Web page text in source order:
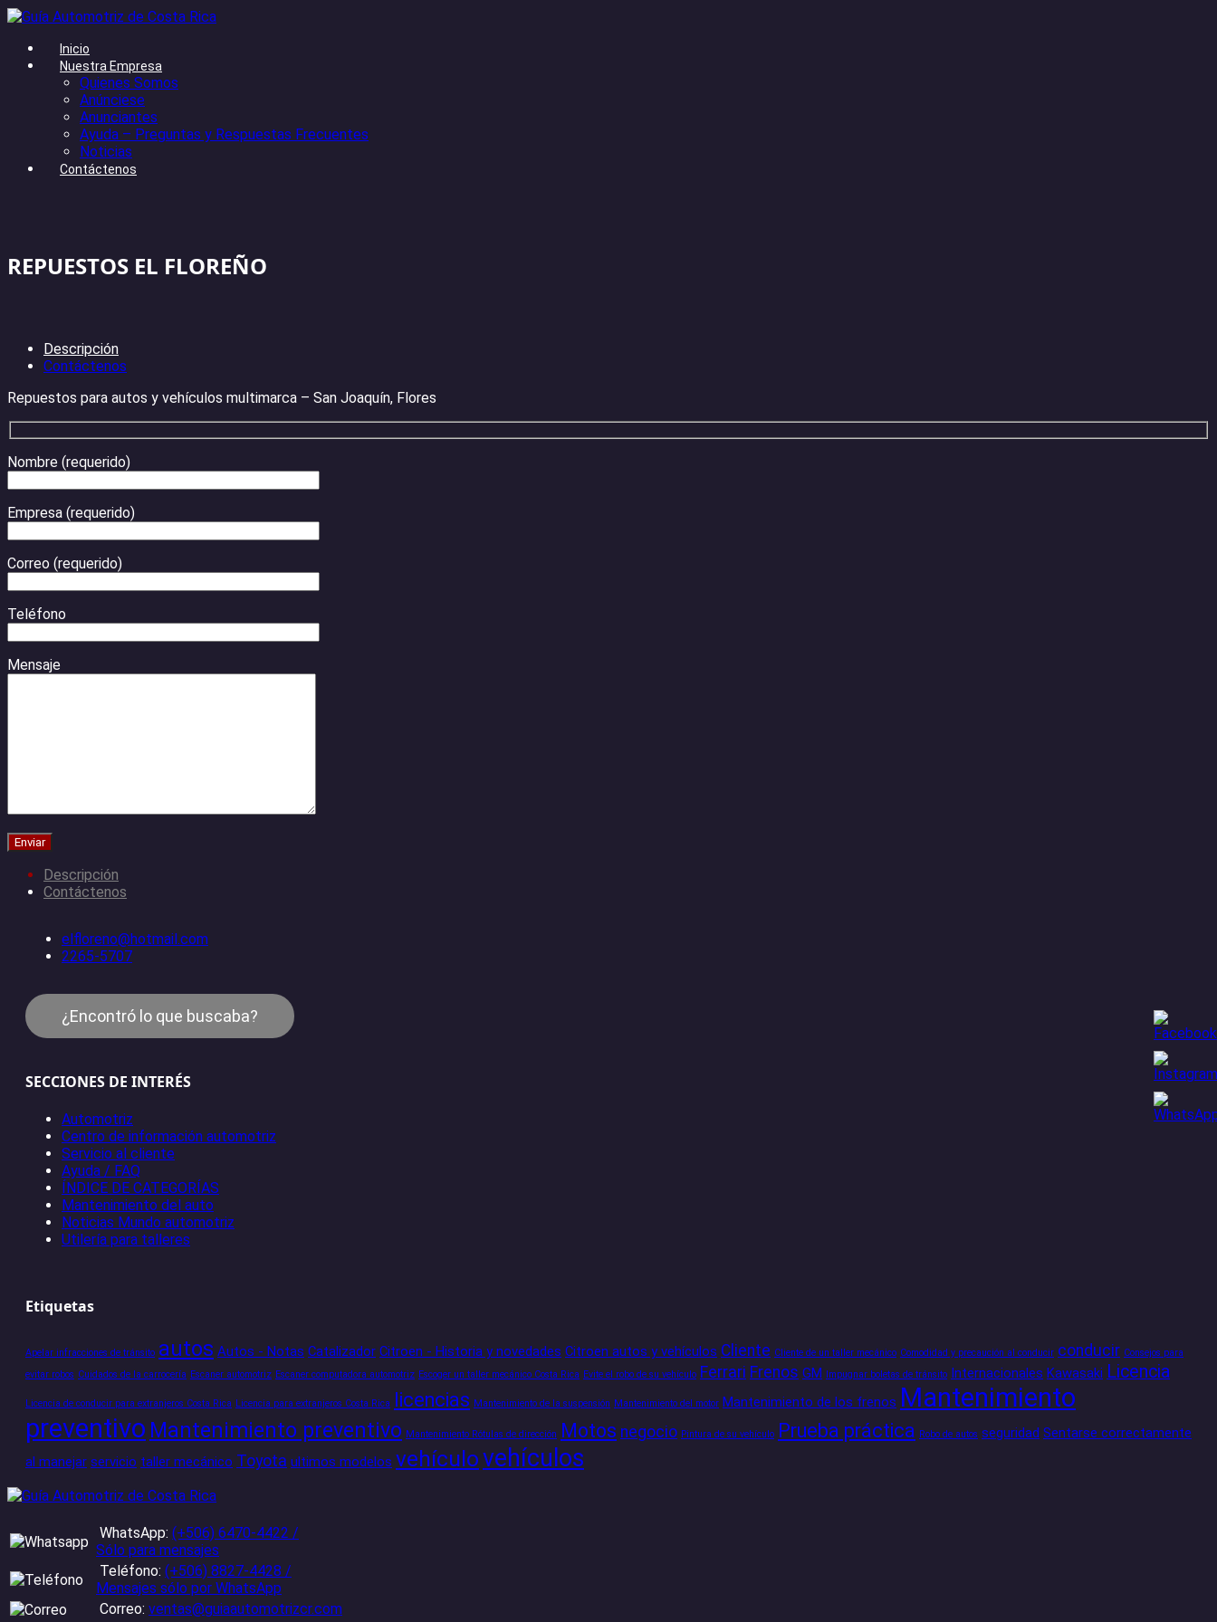
Inicio
Nuestra Empresa
Quienes Somos
Anúnciese
Anunciantes
Ayuda – Preguntas y Respuestas Frecuentes
Noticias
Contáctenos
REPUESTOS EL FLOREÑO
Descripción
Contáctenos
Repuestos para autos y vehículos multimarca – San Joaquín, Flores
Nombre (requerido)
Empresa (requerido)
Correo (requerido)
Teléfono
Mensaje
Descripción
Contáctenos
elfloreno@hotmail.com
2265-5707
¿Encontró lo que buscaba?
SECCIONES DE INTERÉS
Automotriz
Centro de información automotriz
Servicio al cliente
Ayuda / FAQ
ÍNDICE DE CATEGORÍAS
Mantenimiento del auto
Noticias Mundo automotriz
Utilería para talleres
Etiquetas
Apelar infracciones de tránsito autos Autos - Notas Catalizador Citroen - Historia y novedades Citroen autos y vehículos Cliente Cliente de un taller mecánico Comodidad y precaución al conducir conducir Consejos para
evitar robos Cuidados de la carrocería Escaner automotriz Escaner computadora automotriz Escoger un taller mecánico Costa Rica Evite el robo de su vehículo Ferrari Frenos GM Impugnar boletas de tránsito Internacionales Kawasaki Licencia
Licencia de conducir para extranjeros Costa Rica Licencia para extranjeros Costa Rica licencias Mantenimiento de la suspensión Mantenimiento del motor Mantenimiento de los frenos Mantenimiento
preventivo Mantenimiento preventivo Mantenimiento Rótulas de dirección Motos negocio Pintura de su vehículo Prueba práctica Robo de autos seguridad Sentarse correctamente
al manejar servicio taller mecánico Toyota ultimos modelos vehículovehículos
WhatsApp: (+506) 6470-4422 /
Sólo para mensajes
Teléfono: (+506) 8827-4428 /
Mensajes sólo por WhatsApp
Correo: ventas@guiaautomotrizcr.com